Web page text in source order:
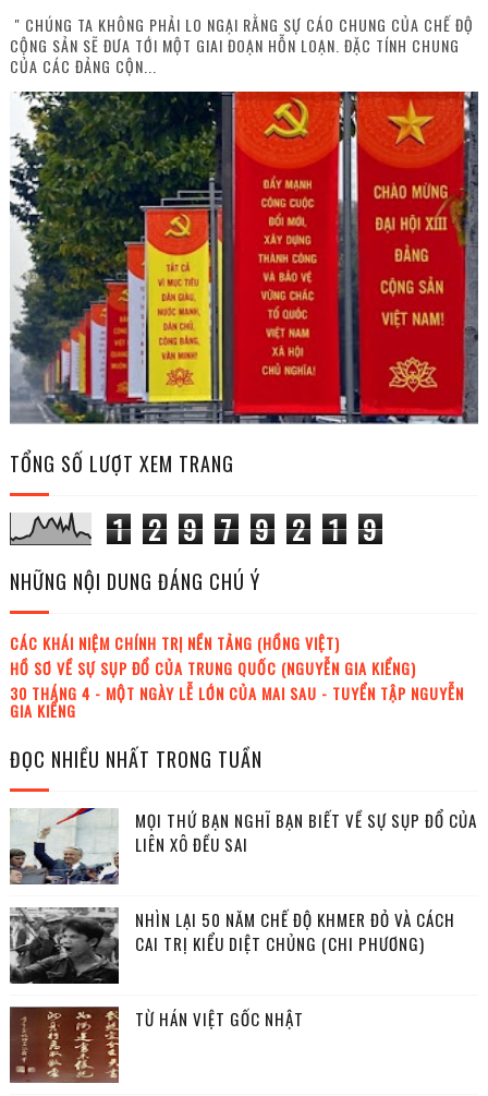
" CHÚNG TA KHÔNG PHẢI LO NGẠI RẰNG SỰ CÁO CHUNG CỦA CHẾ ĐỘ
CỘNG SẢN SẼ ĐƯA TỚI MỘT GIAI ĐOẠN HỖN LOẠN. ĐẶC TÍNH CHUNG
CỦA CÁC ĐẢNG CỘN...
TỔNG SỐ LƯỢT XEM TRANG
1 2 9 7 9 2 1 9
NHỮNG NỘI DUNG ĐÁNG CHÚ Ý
CÁC KHÁI NIỆM CHÍNH TRỊ NỀN TẢNG (HỒNG VIỆT)
HỒ SƠ VỀ SỰ SỤP ĐỔ CỦA TRUNG QUỐC (NGUYỄN GIA KIỂNG)
30 THÁNG 4 - MỘT NGÀY LỄ LỚN CỦA MAI SAU - TUYỂN TẬP NGUYỄN
GIA KIỂNG
ĐỌC NHIỀU NHẤT TRONG TUẦN
MỌI THỨ BẠN NGHĨ BẠN BIẾT VỀ SỰ SỤP ĐỔ CỦA
LIÊN XÔ ĐỀU SAI
NHÌN LẠI 50 NĂM CHẾ ĐỘ KHMER ĐỎ VÀ CÁCH
CAI TRỊ KIỂU DIỆT CHỦNG (CHI PHƯƠNG)
TỪ HÁN VIỆT GỐC NHẬT